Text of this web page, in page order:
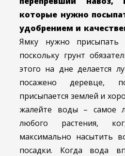
которые нужно
удобрением и
Ямку нужно присыпать
поскольку грунт
этого на дне делается
посажено деревце,
присыпается землей и
жалейте воды – самое
любого растения,
максимально насытить
посадки. Когда вода